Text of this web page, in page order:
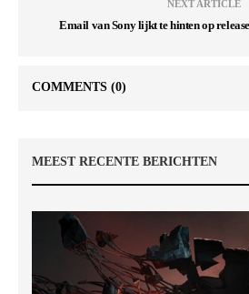
NEXT ARTICLE
Email van Sony lijkt te hinten op
COMMENTS (0)
MEEST RECENTE BERICHTEN